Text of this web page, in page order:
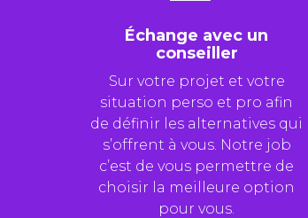
Échange avec un
conseiller
Sur votre projet et votre
situation perso et pro afin
de définir les alternatives qui
s’offrent à vous. Notre job
c’est de vous permettre de
choisir la meilleure option
pour vous.